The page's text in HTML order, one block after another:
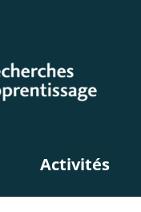
Activités